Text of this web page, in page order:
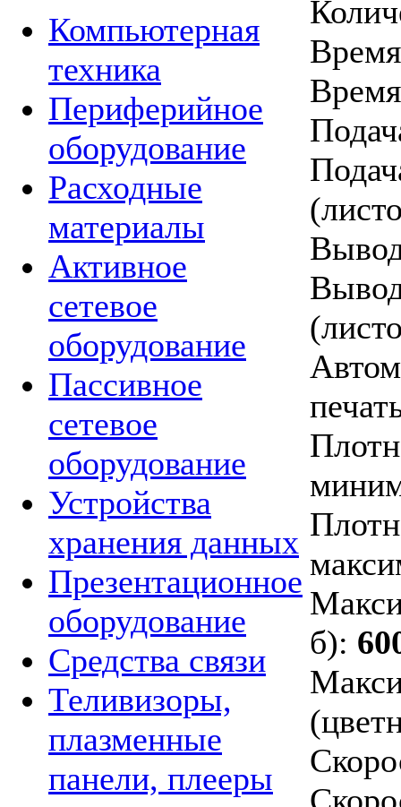
Компьютерная
техника
Периферийное
оборудование
Расходные
материалы
Активное
сетевое
оборудование
Пассивное
сетевое
оборудование
Устройства
хранения данных
Презентационное
оборудование
Средства связи
Теливизоры,
плазменные
панели, плееры
б):